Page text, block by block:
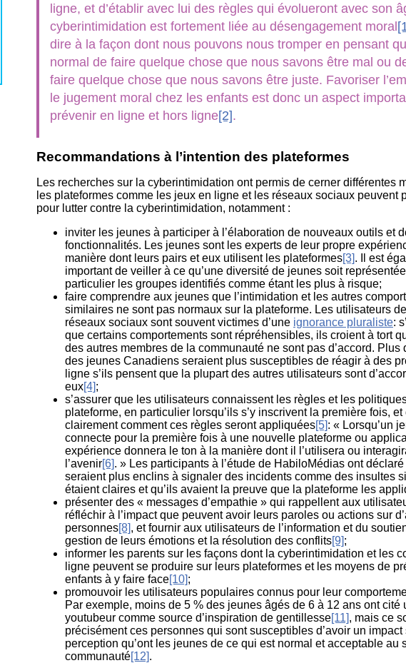
ligne, et d’établir avec lui des règles qui évolueront avec son
cyberintimidation est fortement liée au désengagement moral
dire à la façon dont nous pouvons nous tromper en pensant
normal de faire quelque chose que nous savons être mal ou
faire quelque chose que nous savons être juste. Favoriser
le jugement moral chez les enfants est donc un aspect
prévenir en ligne et hors ligne[2].
Recommandations à l’intention des plateformes
Les recherches sur la cyberintimidation ont permis de cerner différentes
les plateformes comme les jeux en ligne et les réseaux sociaux peuvent
pour lutter contre la cyberintimidation, notamment :
inviter les jeunes à participer à l’élaboration de nouveaux outils et
fonctionnalités. Les jeunes sont les experts de leur propre
manière dont leurs pairs et eux utilisent les plateformes[3]. Il est
important de veiller à ce qu’une diversité de jeunes soit
particulier les groupes identifiés comme étant les plus à risque;
faire comprendre aux jeunes que l’intimidation et les autres
similaires ne sont pas normaux sur la plateforme. Les utilisateurs
réseaux sociaux sont souvent victimes d’une ignorance pluraliste:
que certains comportements sont répréhensibles, ils croient à tort
des autres membres de la communauté ne sont pas d’accord. Plus
des jeunes Canadiens seraient plus susceptibles de réagir à des
ligne s’ils pensent que la plupart des autres utilisateurs sont
eux[4];
s’assurer que les utilisateurs connaissent les règles et les
plateforme, en particulier lorsqu’ils s’y inscrivent la première fois,
clairement comment ces règles seront appliquées[5]: « Lorsqu’un
connecte pour la première fois à une nouvelle plateforme ou
expérience donnera le ton à la manière dont il l’utilisera ou
l’avenir[6]. » Les participants à l’étude de HabiloMédias ont déclaré
seraient plus enclins à signaler des incidents comme des insultes
étaient claires et qu’ils avaient la preuve que la plateforme les
présenter des « messages d’empathie » qui rappellent aux
réfléchir à l’impact que peuvent avoir leurs paroles ou actions sur
personnes[8], et fournir aux utilisateurs de l’information et du
gestion de leurs émotions et la résolution des conflits[9];
informer les parents sur les façons dont la cyberintimidation et les
ligne peuvent se produire sur leurs plateformes et les moyens de
enfants à y faire face[10];
promouvoir les utilisateurs populaires connus pour leur
Par exemple, moins de 5 % des jeunes âgés de 6 à 12 ans ont cité
youtubeur comme source d’inspiration de gentillesse[11], mais ce
précisément ces personnes qui sont susceptibles d’avoir un impact
perception qu’ont les jeunes de ce qui est normal et acceptable au
communauté[12].